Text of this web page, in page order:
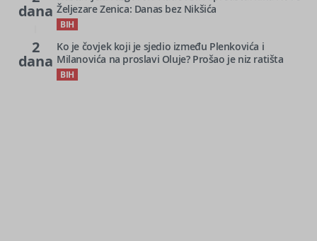
dana Željezare Zenica: Danas bez Nikšića
BIH
2
dana
Ko je čovjek koji je sjedio između Plenkovića i
Milanovića na proslavi Oluje? Prošao je niz ratišta
BIH